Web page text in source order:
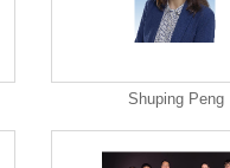
Shuping Peng